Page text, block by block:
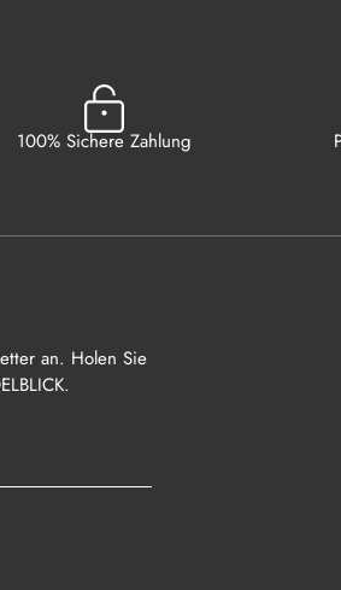
100% Sichere Zahlung
an. Holen Sie